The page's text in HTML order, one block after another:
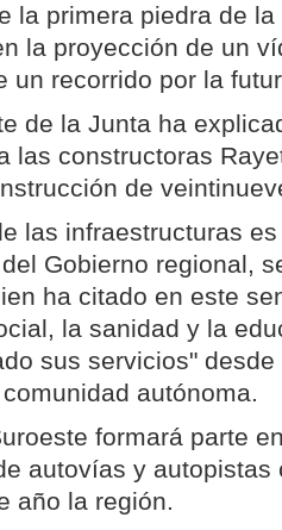
la primera piedra de
la proyección de un
un recorrido por la
de la Junta ha
las constructoras
de
las infraestructuras
Gobierno regional,
ha citado en este
la sanidad y la
sus servicios"
autónoma.
formará parte
autovías y autopistas
año la región.